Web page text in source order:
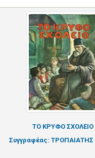
ΤΟ ΚΡΥΦΟ ΣΧΟΛΕΙΟ
Συγγραφέας: ΤΡΟΠΑΙΑΤΗΣ